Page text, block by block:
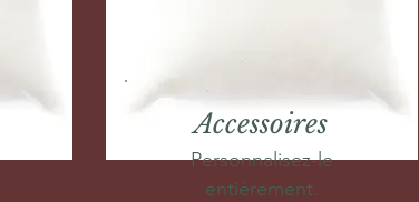
Accessoires
Personnalisez-le
entièrement.